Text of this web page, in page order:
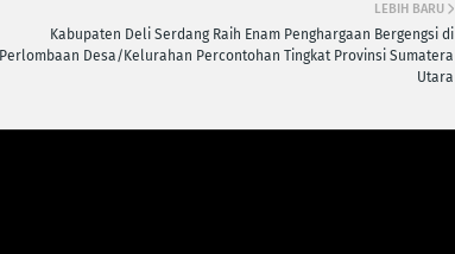
LEBIH BARU
Kabupaten Deli Serdang Raih Enam Penghargaan Bergengsi di
Perlombaan Desa/Kelurahan Percontohan Tingkat Provinsi Sumatera
Utara